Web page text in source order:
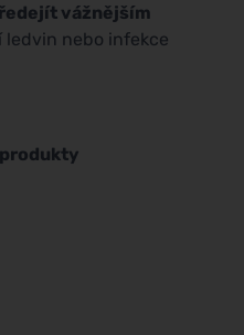
vážnějším
ledvin nebo infekce